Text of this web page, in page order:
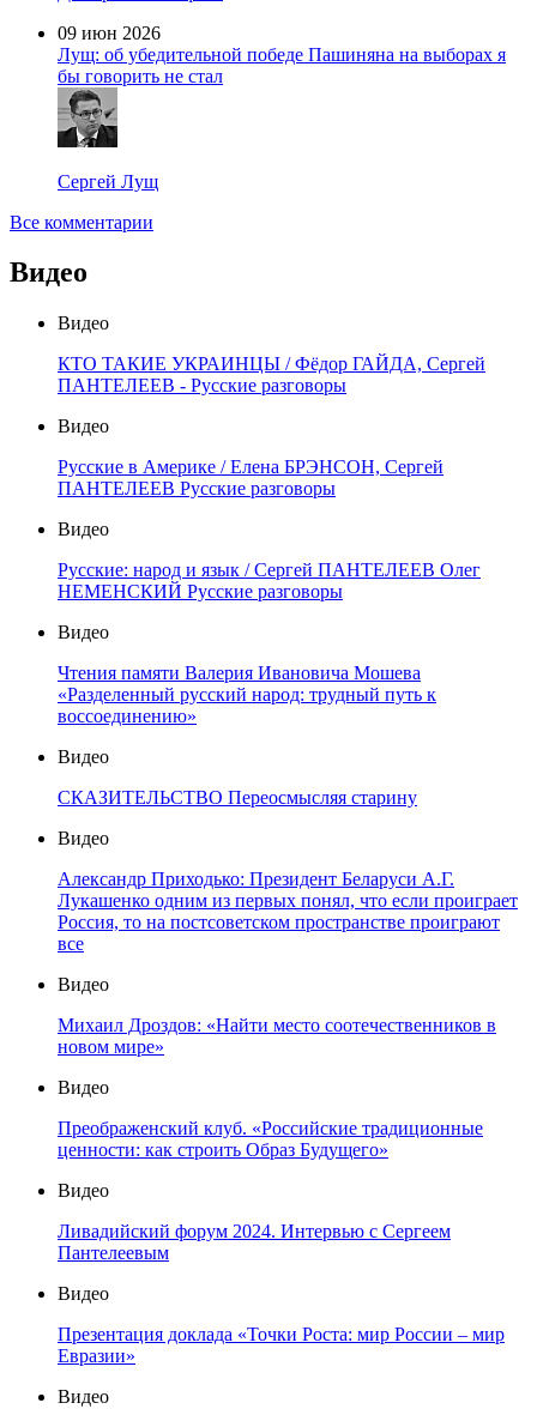
09 июн 2026
Лущ: об убедительной победе Пашиняна на выборах я
бы говорить не стал
Сергей Лущ
Все комментарии
Видео
Видео
КТО ТАКИЕ УКРАИНЦЫ / Фёдор ГАЙДА, Сергей
ПАНТЕЛЕЕВ - Русские разговоры
Видео
Русские в Америке / Елена БРЭНСОН, Сергей
ПАНТЕЛЕЕВ Русские разговоры
Видео
Русские: народ и язык / Сергей ПАНТЕЛЕЕВ Олег
НЕМЕНСКИЙ Русские разговоры
Видео
Чтения памяти Валерия Ивановича Мошева
«Разделенный русский народ: трудный путь к
воссоединению»
Видео
СКАЗИТЕЛЬСТВО Переосмысляя старину
Видео
Александр Приходько: Президент Беларуси А.Г.
Лукашенко одним из первых понял, что если проиграет
Россия, то на постсоветском пространстве проиграют
все
Видео
Михаил Дроздов: «Найти место соотечественников в
новом мире»
Видео
Преображенский клуб. «Российские традиционные
ценности: как строить Образ Будущего»
Видео
Ливадийский форум 2024. Интервью с Сергеем
Пантелеевым
Видео
Презентация доклада «Точки Роста: мир России – мир
Евразии»
Видео